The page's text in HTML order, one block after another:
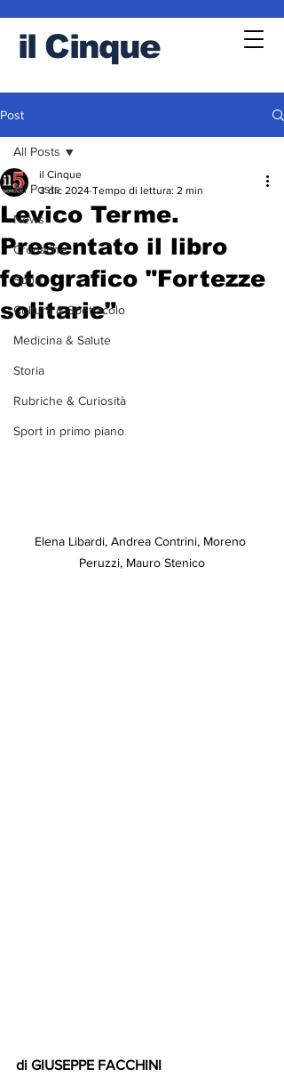
il Cinque
Post
All Posts
News
Cronache
Sport
Cultura & Spettacolo
Medicina & Salute
Storia
Rubriche & Curiosità
Sport in primo piano
All Posts
Levico Terme.
Presentato il libro
fotografico "Fortezze
solitarie"
il Cinque
3 dic 2024 Tempo di lettura: 2 min
Elena Libardi, Andrea Contrini, Moreno
Peruzzi, Mauro Stenico
di GIUSEPPE FACCHINI